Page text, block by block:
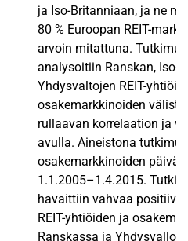
ja Iso-Britanniaan, ja ne
80 % Euroopan REIT-
arvoin mitattuna.
analysoitiin Ranskan, Iso-
Yhdysvaltojen REIT-
osakemarkkinoiden
rullaavan korrelaation ja
avulla. Aineistona
osakemarkkinoiden
1.1.2005–1.4.2015.
havaittiin vahvaa
REIT-yhtiöiden ja
Ranskassa ja